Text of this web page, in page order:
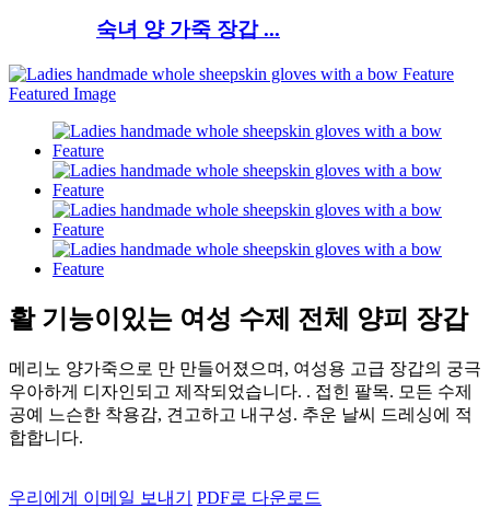
숙녀 양 가죽 장갑 ...
활 기능이있는 여성 수제 전체 양피 장갑
메리노 양가죽으로 만 만들어졌으며, 여성용 고급 장갑의 궁극
우아하게 디자인되고 제작되었습니다. . 접힌 팔목. 모든 수제
공예 느슨한 착용감, 견고하고 내구성. 추운 날씨 드레싱에 적
합합니다.
우리에게 이메일 보내기 PDF로 다운로드